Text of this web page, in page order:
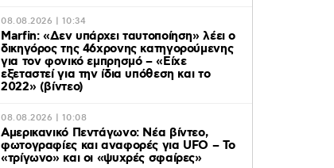
08.08.2026 | 10:34
Marfin: «Δεν υπάρχει ταυτοποίηση» λέει ο
δικηγόρος της 46χρονης κατηγορούμενης
για τον φονικό εμπρησμό – «Είχε
εξεταστεί για την ίδια υπόθεση και το
2022» (βίντεο)
08.08.2026 | 10:08
Αμερικανικό Πεντάγωνο: Νέα βίντεο,
φωτογραφίες και αναφορές για UFO – Το
«τρίγωνο» και οι «ψυχρές σφαίρες»